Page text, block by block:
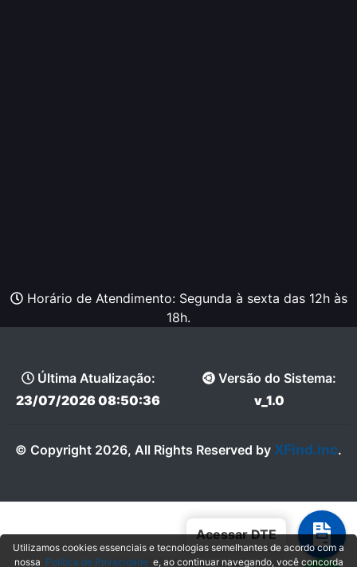
Acessar DTE
Horário de Atendimento: Segunda à sexta das 12h às
18h.
Última Atualização:
23/07/2026 08:50:36
Versão do Sistema:
v_1.0
© Copyright 2026, All Rights Reserved by XFind.inc.
Utilizamos cookies essenciais e tecnologias semelhantes de acordo com a
nossa Política de Privacidadee, ao continuar navegando, você concorda